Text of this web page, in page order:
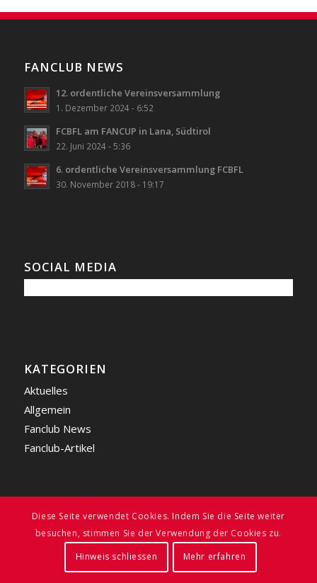
FANCLUB NEWS
12. ordentliche Vereinsversammlung
1. Dezember 2024 - 6:52
FCBFL am FANCUP in Lana, Südtirol
22. Juni 2024 - 5:36
6. ordentliche Vereinsversammlung FCBFL
30. November 2018 - 19:17
SOCIAL MEDIA
KATEGORIEN
Aktuelles
Allgemein
Fanclub News
Fanclub-Artikel
© FC BAYERN FREUNDE LIECHTENSTEIN2026 | ALL RIGHTS RESERVED |
SWISS MEDIA DESIGN
Diese Seite verwendet Cookies. Indem Sie die Seite weiter
besuchen, stimmen Sie der Verwendung der Cookies zu.
Hinweis schliessen
Mehr erfahren